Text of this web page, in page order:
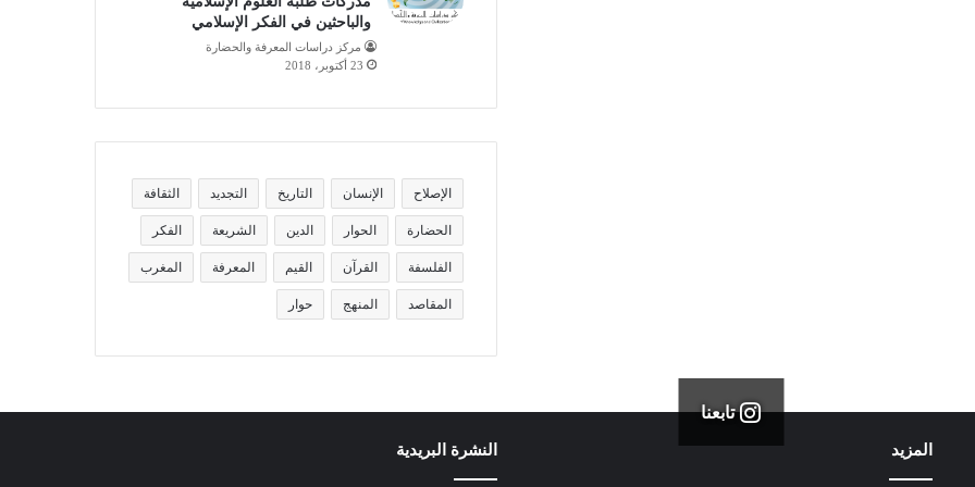
والباحثين في الفكر الإسلامي
مركز دراسات المعرفة والحضارة
23 أكتوبر، 2018
الإصلاح الإنسان التاريخ التجديد الثقافة
الحضارة الحوار الدين الشريعة الفكر
الفلسفة القرآن القيم المعرفة المغرب
المقاصد المنهج حوار
تابعنا
المزيد النشرة البريدية